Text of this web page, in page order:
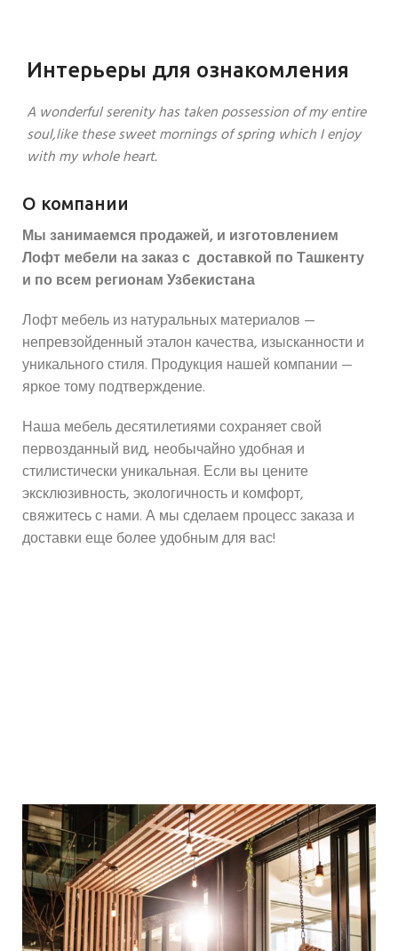
Интерьеры для ознакомления
A wonderful serenity has taken possession of my entire
soul,like these sweet mornings of spring which I enjoy
with my whole heart.
О компании
Мы занимаемся продажей, и изготовлением
Лофт мебели на заказ с доставкой по Ташкенту
и по всем регионам Узбекистана
Лофт мебель из натуральных материалов —
непревзойденный эталон качества, изысканности и
уникального стиля. Продукция нашей компании —
яркое тому подтверждение.
Наша мебель десятилетиями сохраняет свой
первозданный вид, необычайно удобная и
стилистически уникальная. Если вы цените
эксклюзивность, экологичность и комфорт,
свяжитесь с нами. А мы сделаем процесс заказа и
доставки еще более удобным для вас!